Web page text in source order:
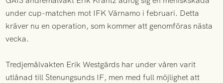
under cup-matchen mot IFK Värnamo i februari. Detta
kräver nu en operation, som kommer att genomföras nästa
vecka.
Tredjemålvakten Erik Westgärds har under våren varit
utlånad till Stenungsunds IF, men med full möjlighet att